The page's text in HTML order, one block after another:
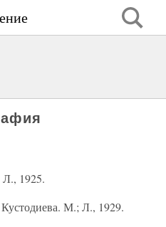
1925.
М.; Л., 1929.